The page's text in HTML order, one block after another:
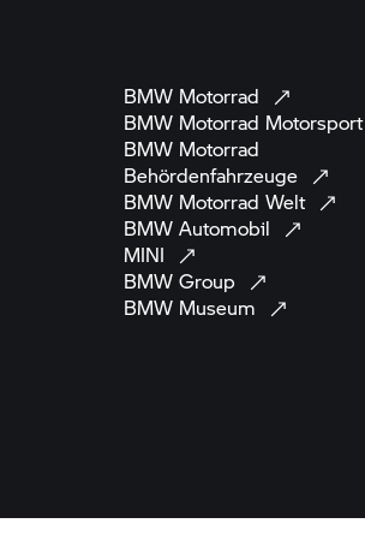
BMW Motorrad
BMW Motorrad Motorsport
BMW Motorrad
Behördenfahrzeuge
BMW Motorrad Welt
BMW Automobil
MINI
BMW Group
BMW Museum